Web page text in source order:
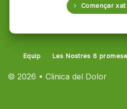
Començar xat
© 2026 • Clinica del Dolor
Equip Les Nostres 6